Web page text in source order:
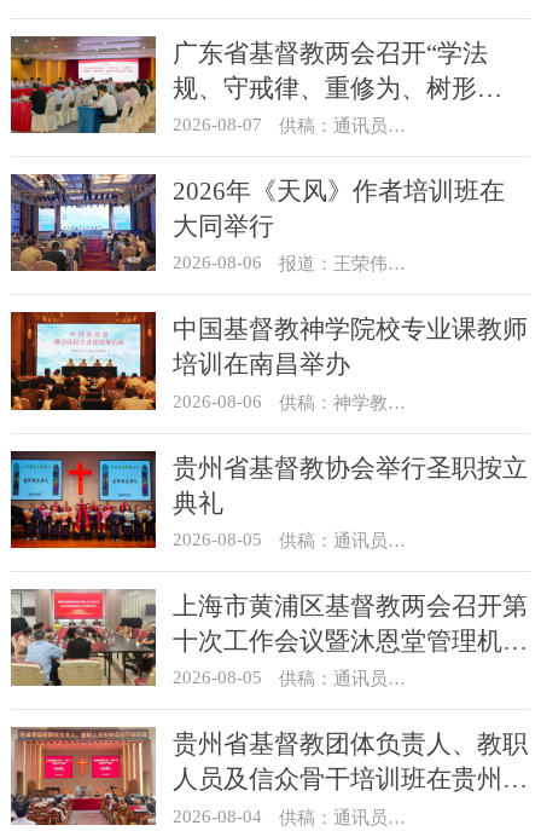
广东省基督教两会召开“学法
规、守戒律、重修为、树形
象”教育活动总结会议
2026-08-07 供稿：通讯员 汪浩
2026年《天风》作者培训班在
大同举行
2026-08-06 报道：王荣伟 摄影：冯谦
中国基督教神学院校专业课教师
培训在南昌举办
2026-08-06 供稿：神学教育部
贵州省基督教协会举行圣职按立
典礼
2026-08-05 供稿：通讯员 杨菁
上海市黄浦区基督教两会召开第
十次工作会议暨沐恩堂管理机构
七月份联席会议
2026-08-05 供稿：通讯员 景健美
贵州省基督教团体负责人、教职
人员及信众骨干培训班在贵州圣
经学校举办
2026-08-04 供稿：通讯员 杨菁